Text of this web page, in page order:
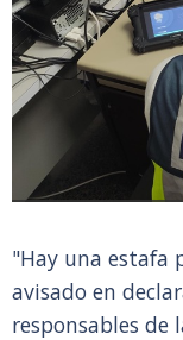
"Hay una estafa
avisado en
responsables de